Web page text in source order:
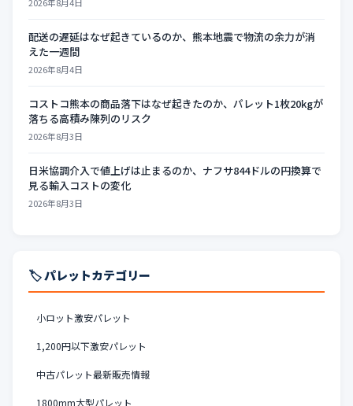
配送の遅延はなぜ起きているのか、熊本地震で物流の余力が消
えた一週間
2026年8月4日
コストコ熊本の商品落下はなぜ起きたのか、パレット1枚20kgが
落ちる高積み陳列のリスク
2026年8月3日
日米協調介入で値上げは止まるのか、ナフサ844ドルの円換算で
見る輸入コストの変化
2026年8月3日
🏷️ パレットカテゴリー
小ロット激安パレット
1,200円以下激安パレット
中古パレット最新販売情報
1800mm大型パレット